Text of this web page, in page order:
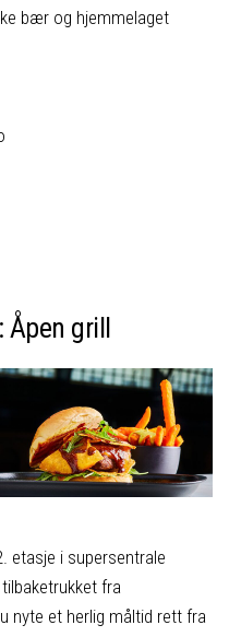
bær og hjemmelaget
Åpen grill
etasje i supersentrale
fra
nyte et herlig måltid rett fra